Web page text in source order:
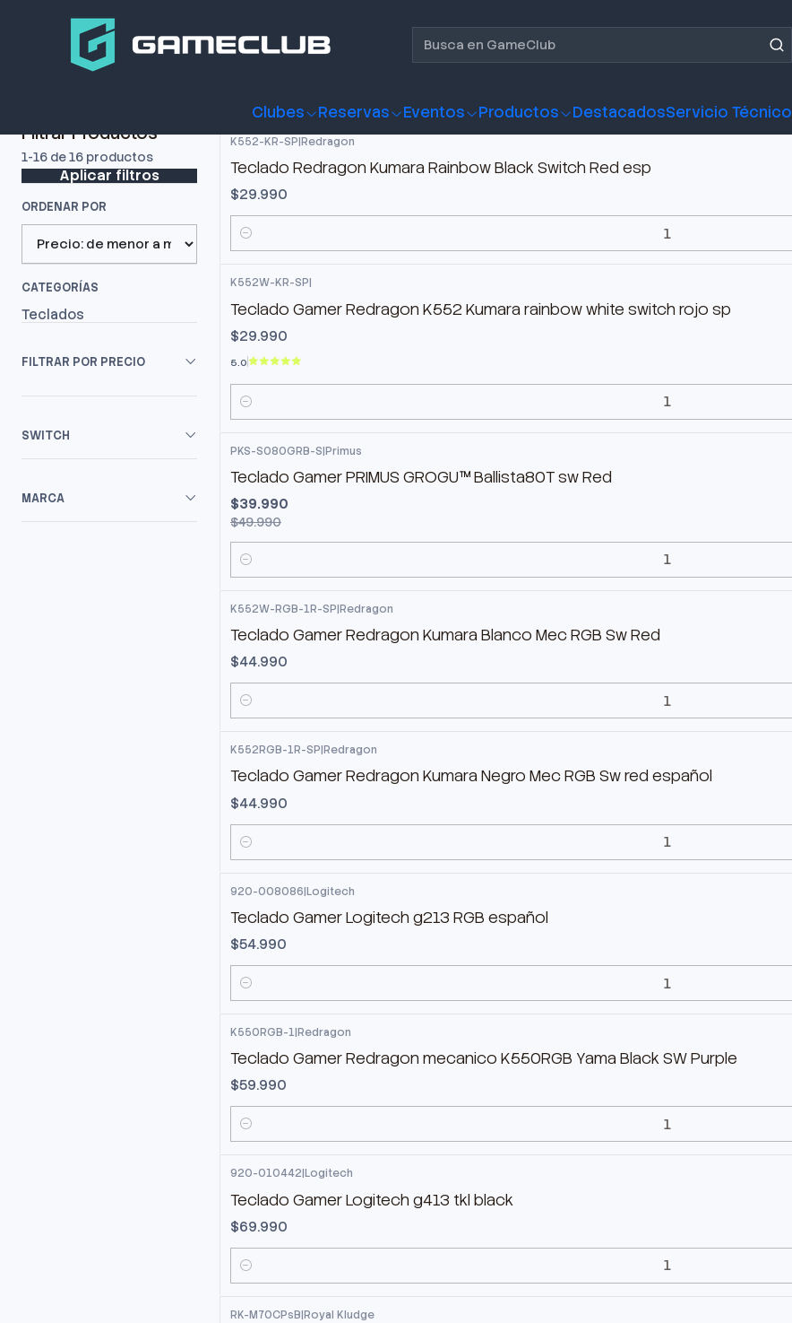
Clubes Reservas Eventos Productos DestacadosServicio Técnico
Productos
Teclados
Filtrar Productos
1-16 de 16 productos
Aplicar filtros
ORDENAR POR
CATEGORÍAS
Teclados
FILTRAR POR PRECIO
SWITCH
MARCA
K552-KR-SP|Redragon
Teclado Redragon Kumara Rainbow Black Switch Red esp
$29.990
Cantidad
K552W-KR-SP|
Teclado Gamer Redragon K552 Kumara rainbow white switch rojo sp
$29.990
5.0
Cantidad
PKS-S080GRB-S|Primus
Teclado Gamer PRIMUS GROGU™ Ballista80T sw Red
$39.990
$49.990
Cantidad
K552W-RGB-1R-SP|Redragon
Teclado Gamer Redragon Kumara Blanco Mec RGB Sw Red
$44.990
Cantidad
K552RGB-1R-SP|Redragon
Teclado Gamer Redragon Kumara Negro Mec RGB Sw red español
$44.990
Cantidad
920-008086|Logitech
Teclado Gamer Logitech g213 RGB español
$54.990
Cantidad
K550RGB-1|Redragon
Teclado Gamer Redragon mecanico K550RGB Yama Black SW Purple
$59.990
Cantidad
920-010442|Logitech
Teclado Gamer Logitech g413 tkl black
$69.990
Cantidad
RK-M70CPsB|Royal Kludge